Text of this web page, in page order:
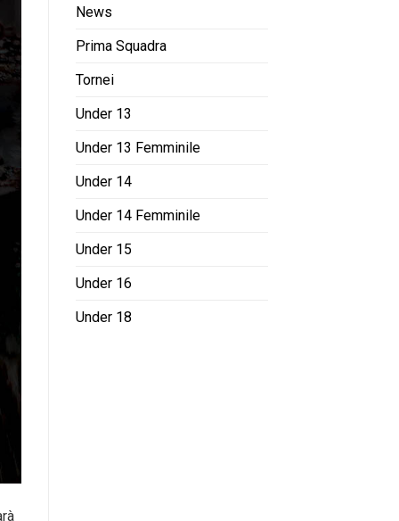
News
Prima Squadra
Tornei
Under 13
Under 13 Femminile
Under 14
Under 14 Femminile
Under 15
Under 16
Under 18